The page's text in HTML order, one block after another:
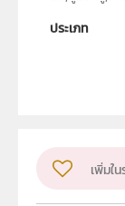
ประเภท
สถาบันส่งเส
วิชา
เพิ่มใ